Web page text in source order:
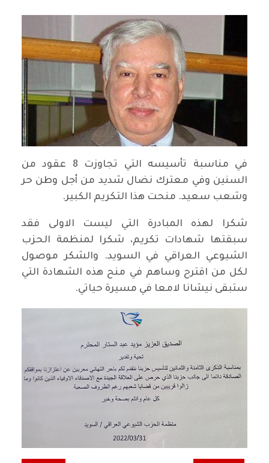
في مناسبة تأسيسه التي تجاوزت 8 عقود من
السنين وفي معترك نضال شديد من أجل وطن حر
وشعب سعيد. منحت هذا التكريم الكبير.
شكرا لهذه المبادرة التي ليست الاولى فقد
سبقتها شهادات تكريم، شكرا لمنظمة الحزب
الشيوعي العراقي في السويد. والشكر موصول
لكل من اقترح وساهم في منح هذه الشهادة التي
ستبقى نيشانا لامعا في مسيرة حياتي.